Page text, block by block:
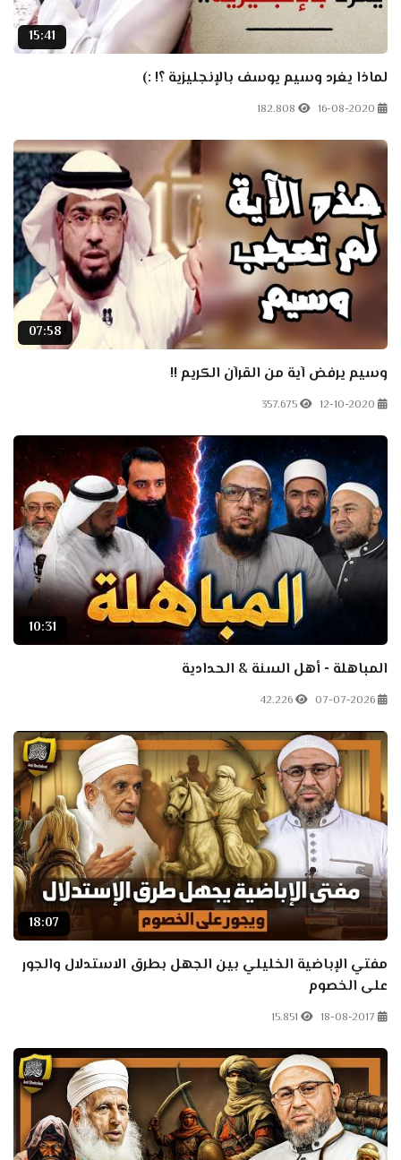
15:41
لماذا يغرد وسيم يوسف بالإنجليزية ؟! :)
16-08-2020
182.808
07:58
وسيم يرفض آية من القرآن الكريم !!
12-10-2020
357.675
10:31
المباهلة - أهل السنة & الحدادية
07-07-2026
42.226
18:07
مفتي الإباضية الخليلي بين الجهل بطرق الاستدلال والجور
على الخصوم
18-08-2017
15.851